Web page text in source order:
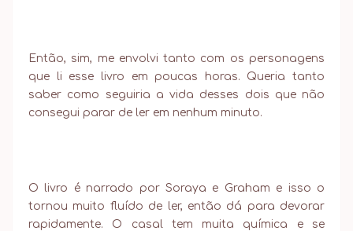
Então, sim, me envolvi tanto com os personagens
que li esse livro em poucas horas. Queria tanto
saber como seguiria a vida desses dois que não
consegui parar de ler em nenhum minuto.
O livro é narrado por Soraya e Graham e isso o
tornou muito fluído de ler, então dá para devorar
rapidamente. O casal tem muita química e se